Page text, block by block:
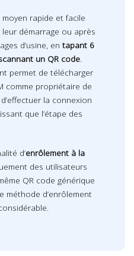
rapide et facile
démarrage ou après
d’usine, en tapant 6
un QR code.
permet de télécharger
comme propriétaire de
la connexion
que l’étape des
d’enrôlement à la
des utilisateurs
QR code générique
méthode d’enrôlement